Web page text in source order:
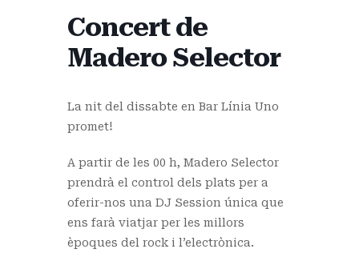
Concert de
Madero Selector
La nit del dissabte en Bar Línia Uno
promet!
A partir de les 00 h, Madero Selector
prendrà el control dels plats per a
oferir-nos una DJ Session única que
ens farà viatjar per les millors
èpoques del rock i l’electrònica.